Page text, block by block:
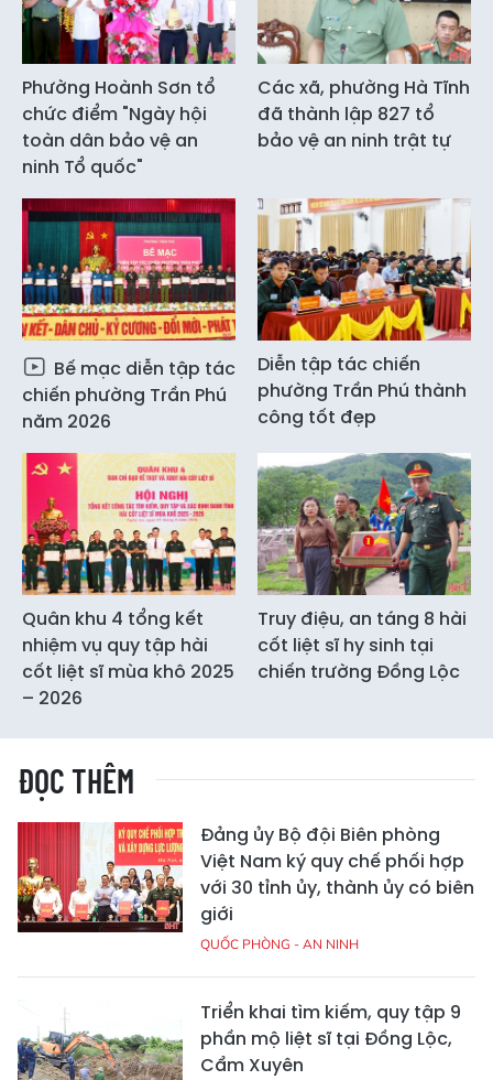
Phường Hoành Sơn tổ
chức điểm "Ngày hội
toàn dân bảo vệ an
ninh Tổ quốc"
Các xã, phường Hà Tĩnh
đã thành lập 827 tổ
bảo vệ an ninh trật tự
Bế mạc diễn tập tác
chiến phường Trần Phú
năm 2026
Diễn tập tác chiến
phường Trần Phú thành
công tốt đẹp
Quân khu 4 tổng kết
nhiệm vụ quy tập hài
cốt liệt sĩ mùa khô 2025
– 2026
Truy điệu, an táng 8 hài
cốt liệt sĩ hy sinh tại
chiến trường Đồng Lộc
ĐỌC THÊM
Đảng ủy Bộ đội Biên phòng
Việt Nam ký quy chế phối hợp
với 30 tỉnh ủy, thành ủy có biên
giới
QUỐC PHÒNG - AN NINH
Triển khai tìm kiếm, quy tập 9
phần mộ liệt sĩ tại Đồng Lộc,
Cẩm Xuyên